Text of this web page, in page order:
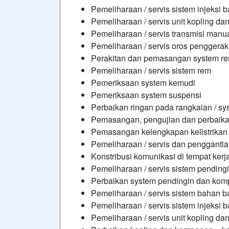
Pemeliharaan / servis sistem injeksi
Pemeliharaan / servis unit kopling
Pemeliharaan / servis transmisi
Pemeliharaan / servis oros
Perakitan dan pemasangan system
Pemeliharaan / servis sistem rem
Pemeriksaan system kemudi
Pemeriksaan system suspensi
Perbaikan ringan pada rangkaian /
Pemasangan, pengujian dan
Pemasangan kelengkapan
Pemeliharaan / servis dan
Konstribusi komunikasi di tempat
Pemeliharaan / servis sistem
Perbaikan system pendingin dan
Pemeliharaan / servis sistem bahan
Pemeliharaan / servis sistem injeksi
Pemeliharaan / servis unit kopling